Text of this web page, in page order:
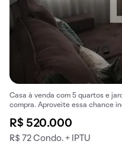
Casa à venda com 5 quartos e
compra. Aproveite essa chance
R$ 520.000
R$ 72 Condo. + IPTU